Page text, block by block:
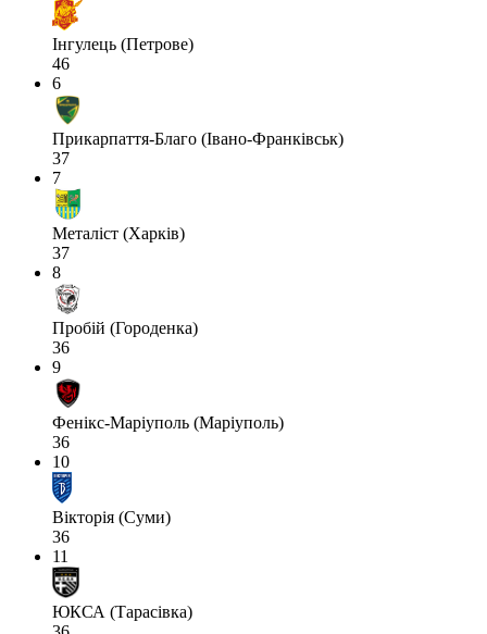
Інгулець (Петрове)
46
6
Прикарпаття-Благо (Івано-Франківськ)
37
7
Металіст (Харків)
37
8
Пробій (Городенка)
36
9
Фенікс-Маріуполь (Маріуполь)
36
10
Вікторія (Суми)
36
11
ЮКСА (Тарасівка)